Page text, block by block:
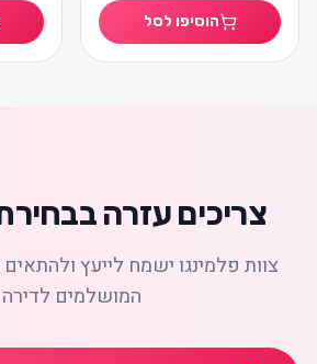
הוסיפו לסל
צריכים עזרה
צוות פלמינגו ישמח לייעץ
המושלמים לדירה